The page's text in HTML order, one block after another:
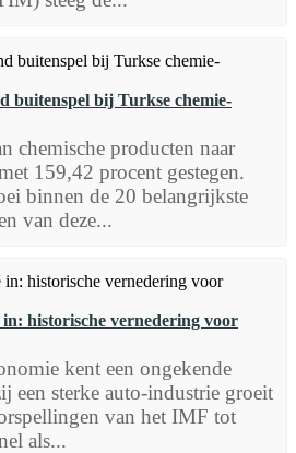
buitenspel bij Turkse chemie-
chemische producten naar
159,42 procent gestegen.
binnen de 20 belangrijkste
van deze...
historische vernedering voor
kent een ongekende
een sterke auto-industrie groeit
van het IMF tot
als...